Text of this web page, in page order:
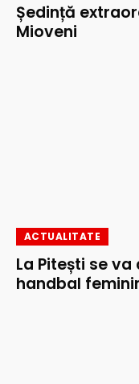
Ședință
Mioveni
ACTUALITATE
La Pitești se
handbal